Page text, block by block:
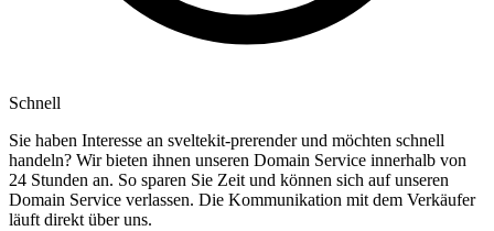
Schnell
Sie haben Interesse an sveltekit-prerender und möchten schnell
handeln? Wir bieten ihnen unseren Domain Service innerhalb von
24 Stunden an. So sparen Sie Zeit und können sich auf unseren
Domain Service verlassen. Die Kommunikation mit dem Verkäufer
läuft direkt über uns.